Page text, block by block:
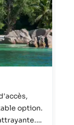
option.